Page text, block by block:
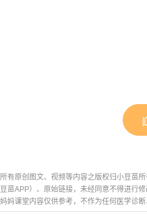
所有原创图文、视频等内容之版权归小豆苗
豆苗APP）、原始链接，未经同意不得进行修
妈妈课堂内容仅供参考，不作为任何医学诊